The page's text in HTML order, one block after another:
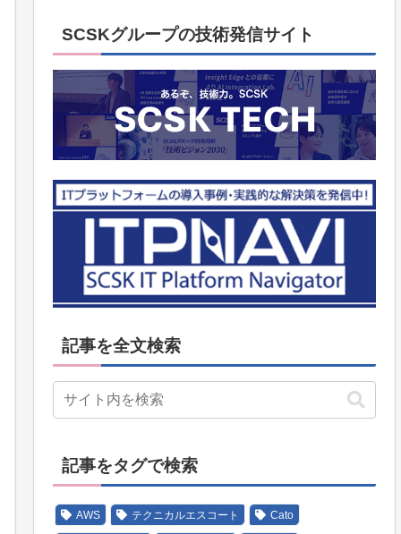
SCSKグループの技術発信サイト
記事を全文検索
記事をタグで検索
AWS テクニカルエスコート Cato